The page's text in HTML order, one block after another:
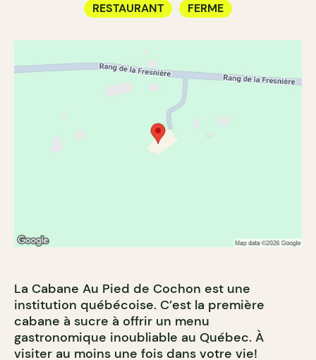
RESTAURANT FERME
La Cabane Au Pied de Cochon est une
institution québécoise. C’est la première
cabane à sucre à offrir un menu
gastronomique inoubliable au Québec. À
visiter au moins une fois dans votre vie!